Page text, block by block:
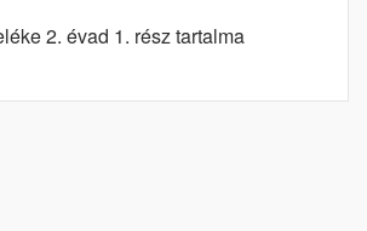
2. évad 1. rész tartalma